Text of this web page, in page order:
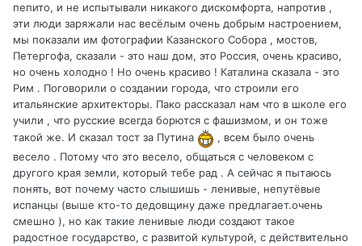
пепито, и не испытывали никакого дискомфорта, напротив ,
эти люди заряжали нас весёлым очень добрым настроением,
мы показали им фотографии Казанского Собора , мостов,
Петергофа, сказали - это наш дом, это Россия, очень красиво,
но очень холодно ! Но очень красиво ! Каталина сказала - это
Рим . Поговорили о создании города, что строили его
итальянские архитекторы. Пако рассказал нам что в школе его
учили , что русские всегда борются с фашизмом, и он тоже
такой же. И сказал тост за Путина
, всем было очень
весело . Потому что это весело, общаться с человеком с
другого края земли, который тебе рад . А сейчас я пытаюсь
понять, вот почему часто слышишь - ленивые, непутёвые
испанцы (выше кто-то дедовщину даже предлагает.очень
смешно ), но как такие ленивые люди создают такое
радостное государство, с развитой культурой, с действительно